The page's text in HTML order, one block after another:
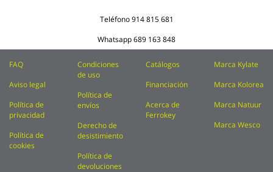
Teléfono914 815 681
Whatsapp689 163 848
FAQ
Aviso legal
Política de
privacidad
Política de
cookies
Condiciones
de uso
Política de
envíos
Derecho de
desistimiento
Política de
devoluciones
Catálogos
Financiación
Acerca de
Ferrokey
Marca Kylate
Marca Kolorea
Marca Natuur
Marca Wesco